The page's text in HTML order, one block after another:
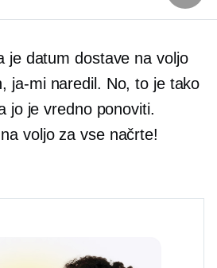
je datum dostave na voljo
ja-minaredil. No, to je tako
jo je vredno ponoviti.
voljo za vse načrte!